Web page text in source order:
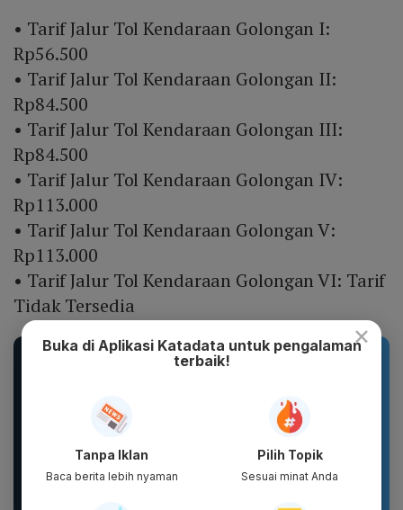
• Tarif Jalur Tol Kendaraan Golongan I:
Rp56.500
• Tarif Jalur Tol Kendaraan Golongan II:
Rp84.500
• Tarif Jalur Tol Kendaraan Golongan III:
Rp84.500
• Tarif Jalur Tol Kendaraan Golongan IV:
Rp113.000
• Tarif Jalur Tol Kendaraan Golongan V:
Rp113.000
• Tarif Jalur Tol Kendaraan Golongan VI: Tarif
Tidak Tersedia
Rekomendasi Produk
×
Buka di Aplikasi Katadata untuk pengalaman
terbaik!
Tanpa Iklan
Baca berita lebih nyaman
Pilih Topik
Sesuai minat Anda